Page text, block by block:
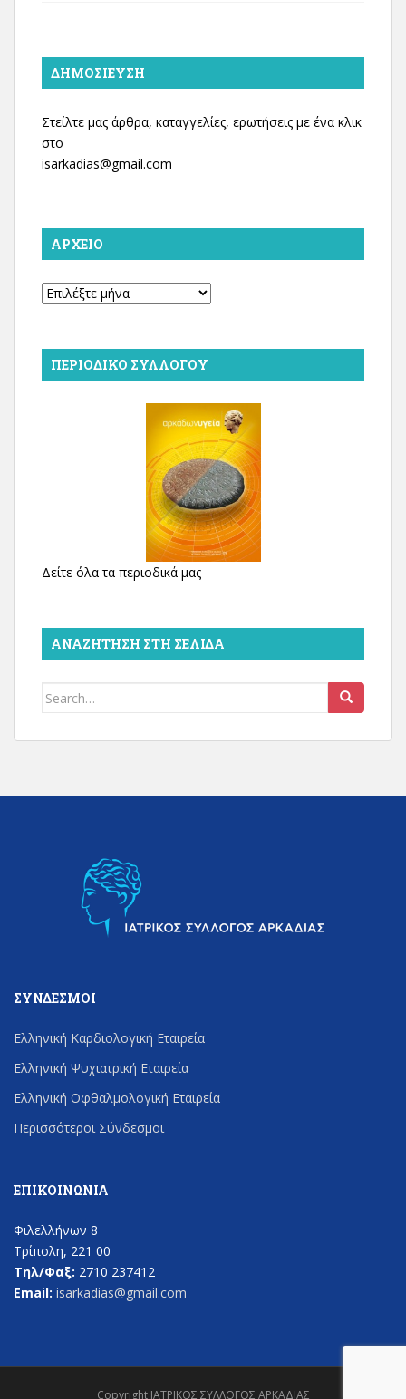
ΔΗΜΟΣΊΕΥΣΗ
Στείλτε μας άρθρα, καταγγελίες, ερωτήσεις με ένα κλικ
στο
isarkadias@gmail.com
ΑΡΧΕΊΟ
Αρχείο
ΠΕΡΙΟΔΙΚΌ ΣΥΛΛΌΓΟΥ
Δείτε όλα τα περιοδικά μας
ΑΝΑΖΉΤΗΣΗ ΣΤΗ ΣΕΛΊΔΑ
Search
ΣΎΝΔΕΣΜΟΙ
Ελληνική Καρδιολογική Εταιρεία
Ελληνική Ψυχιατρική Εταιρεία
Ελληνική Οφθαλμολογική Εταιρεία
Περισσότεροι Σύνδεσμοι
ΕΠΙΚΟΙΝΩΝΊΑ
Φιλελλήνων 8
Τρίπολη, 221 00
Τηλ/Φαξ: 2710 237412
Email: isarkadias@gmail.com
Copyright ΙΑΤΡΙΚΟΣ ΣΥΛΛΟΓΟΣ ΑΡΚΑΔΙΑΣ